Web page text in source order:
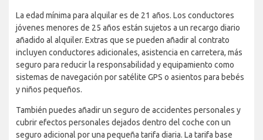
La edad mínima para alquilar es de 21 años. Los conductores
jóvenes menores de 25 años están sujetos a un recargo diario
añadido al alquiler. Extras que se pueden añadir al contrato
incluyen conductores adicionales, asistencia en carretera, más
seguro para reducir la responsabilidad y equipamiento como
sistemas de navegación por satélite GPS o asientos para bebés
y niños pequeños.
También puedes añadir un seguro de accidentes personales y
cubrir efectos personales dejados dentro del coche con un
seguro adicional por una pequeña tarifa diaria. La tarifa base